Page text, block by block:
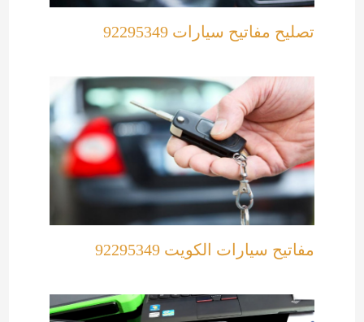
تصليح مفاتيح سيارات 92295349
مفاتيح سيارات الكويت 92295349